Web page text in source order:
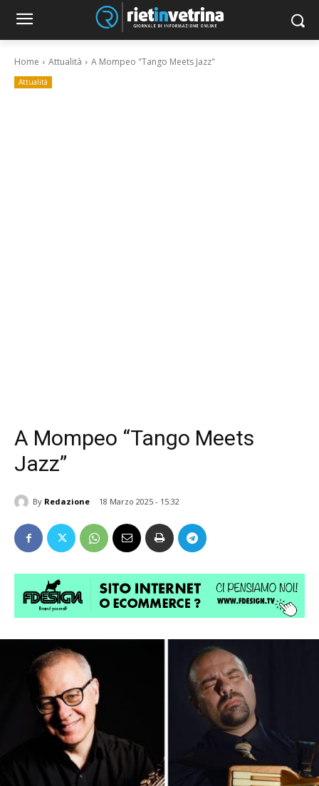
Home Attualità A Mompeo "Tango Meets Jazz"
Attualità
A Mompeo “Tango Meets
Jazz”
By Redazione 18 Marzo 2025 - 15:32